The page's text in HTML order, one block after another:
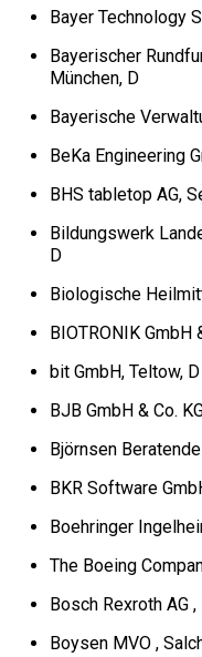
Bayer Technology
Bayerischer
München, D
Bayerische
BeKa Engineering
BHS tabletop AG,
Bildungswerk
D
Biologische
BIOTRONIK GmbH
bit GmbH, Teltow, D
BJB GmbH & Co.
Björnsen
BKR Software
Boehringer
The Boeing
Bosch Rexroth AG ,
Boysen MVO ,